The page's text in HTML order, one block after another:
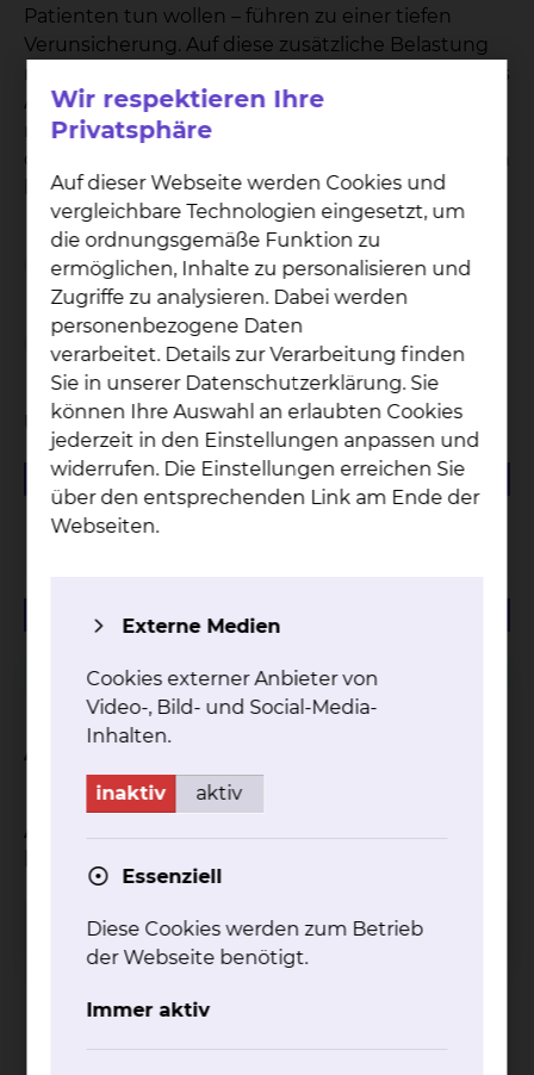
Patienten tun wollen – führen zu einer tiefen
Verunsicherung. Auf diese zusätzliche Belastung
reagieren wir. Unser Ziel ist es, den Zeitrahmen des
Aufenthaltes auf das absolut notwendige Maß zu
reduzieren, indem der Aufenthalt mit den
diagnostischen und therapeutischen Maßnahmen
klar durchstrukturiert und organisiert wird.
Geplante Aufnahme
Ungeplante Aufnahme / Notfall
Unterlagen
PDF
Fragenkatalog "Menschen mit Demenz im
Krankenhaus"
151.95 KB
Ansprechpartner
Ansprechpartner und Hilfen in den
Gerontopsychiatrische Beratungsstelle
Wir respektieren Ihre
Privatsphäre
Auf dieser Webseite werden Cookies und
vergleichbare Technologien eingesetzt, um
die ordnungsgemäße Funktion zu
ermöglichen, Inhalte zu personalisieren und
Zugriffe zu analysieren. Dabei werden
personenbezogene Daten
verarbeitet. Details zur Verarbeitung finden
Sie in unserer Datenschutzerklärung. Sie
können Ihre Auswahl an erlaubten Cookies
jederzeit in den Einstellungen anpassen und
widerrufen. Die Einstellungen erreichen Sie
über den entsprechenden Link am Ende der
Webseiten.
Externe Medien
Cookies externer Anbieter von
Video-, Bild- und Social-Media-
Inhalten.
inaktiv aktiv
Essenziell
Diese Cookies werden zum Betrieb
der Webseite benötigt.
Immer aktiv